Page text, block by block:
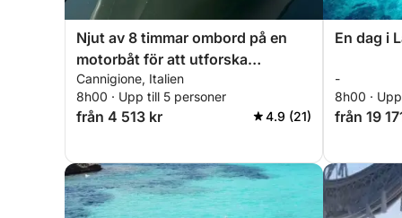
Njut av 8 timmar ombord på en
motorbåt för att utforska
Cannigione och Maddalenaöarna.
Cannigione, Italien
8h00 · Upp till 5 personer
från 4 513 kr 4.9 (21)
En dag i
-
8h00 ·
från 19